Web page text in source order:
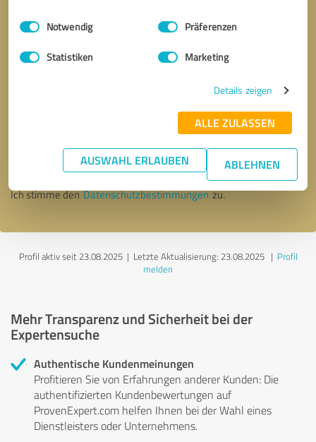
Impressum Datenschutzbestimmungen
Einwilligungsauswahl
Notwendig Präferenzen
Statistiken Marketing
Details zeigen
ALLE ZULASSEN
AUSWAHL ERLAUBEN ABLEHNEN
* Erforderliche Angaben
Nachricht senden
Ich stimme denDatenschutzbestimmungenzu.
Profil aktiv seit 23.08.2025 | Letzte Aktualisierung: 23.08.2025| Profil
melden
Mehr Transparenz und Sicherheit bei der
Expertensuche
Authentische Kundenmeinungen
Profitieren Sie von Erfahrungen anderer Kunden: Die
authentifizierten Kundenbewertungen auf
ProvenExpert.com helfen Ihnen bei der Wahl eines
Dienstleisters oder Unternehmens.